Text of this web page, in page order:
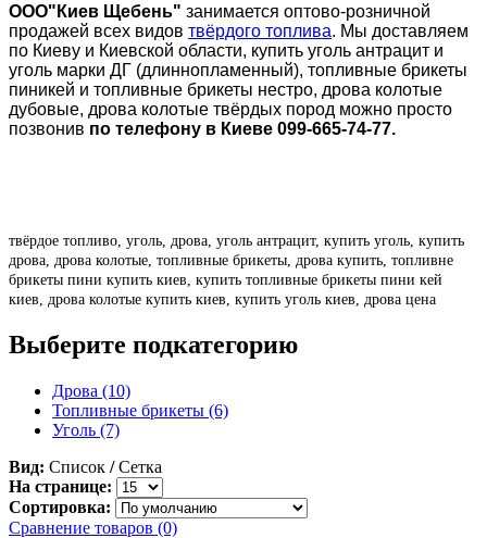
ООО"Киев Щебень" занимается оптово-розничной
продажей всех видов твёрдого топлива. Мы доставляем
по Киеву и Киевской области, купить уголь антрацит и
уголь марки ДГ (длиннопламенный), топливные брикеты
пиникей и топливные брикеты нестро, дрова колотые
дубовые, дрова колотые твёрдых пород можно просто
позвонив по телефону в Киеве 099-665-74-77.
твёрдое топливо, уголь, дрова, уголь антрацит, купить уголь, купить
дрова, дрова колотые, топливные брикеты, дрова купить, топливне
брикеты пини купить киев, купить топливные брикеты пини кей
киев, дрова колотые купить киев, купить уголь киев, дрова цена
Выберите подкатегорию
Дрова (10)
Топливные брикеты (6)
Уголь (7)
Вид: Список / Сетка
На странице:
Сортировка:
Сравнение товаров (0)